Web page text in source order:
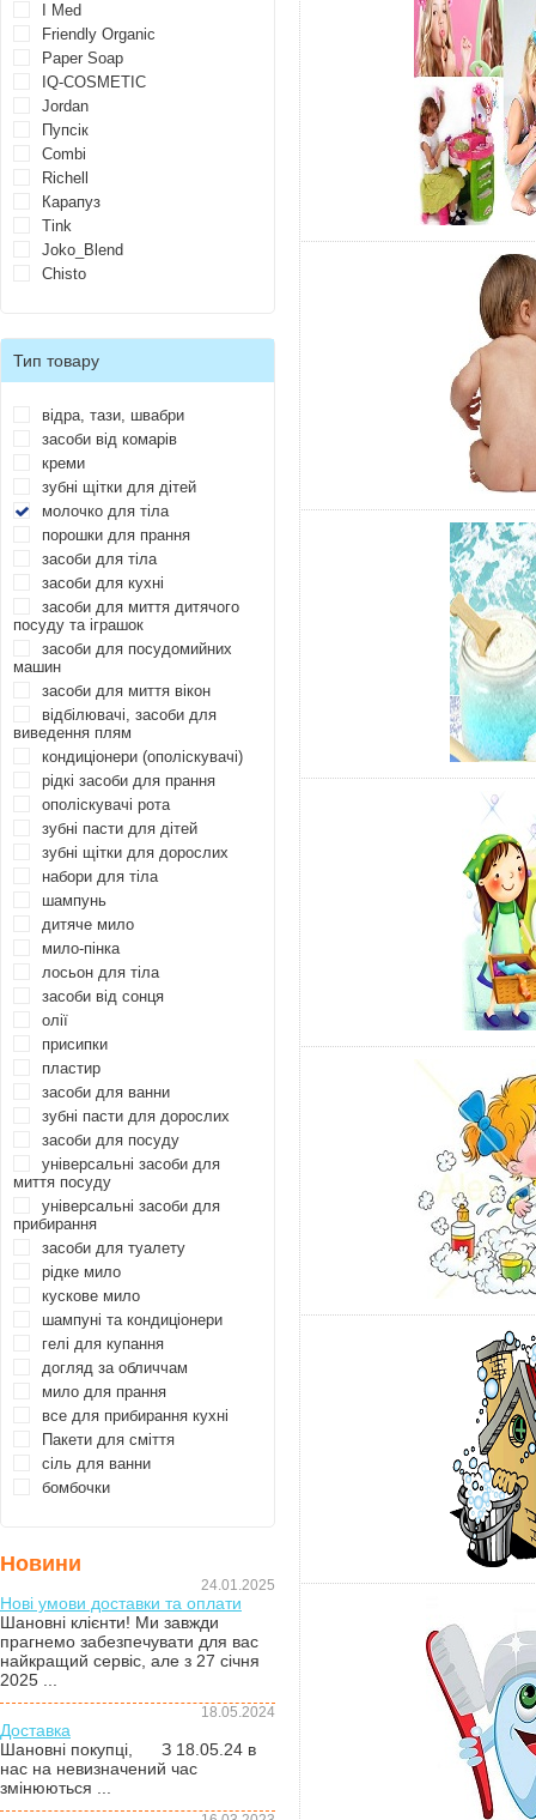
I Med
Friendly Organic
Paper Soap
IQ-COSMETIC
Jordan
Пупсік
Combi
Richell
Карапуз
Tink
Joko_Blend
Chisto
Тип товару
відра, тази, швабри
засоби від комарів
креми
зубні щітки для дітей
молочко для тіла
порошки для прання
засоби для тіла
засоби для кухні
засоби для миття дитячого
посуду та іграшок
засоби для посудомийних
машин
засоби для миття вікон
відбілювачі, засоби для
виведення плям
кондиціонери (ополіскувачі)
рідкі засоби для прання
ополіскувачі рота
зубні пасти для дітей
зубні щітки для дорослих
набори для тіла
шампунь
дитяче мило
мило-пінка
лосьон для тіла
засоби від сонця
олії
присипки
пластир
засоби для ванни
зубні пасти для дорослих
засоби для посуду
універсальні засоби для
миття посуду
універсальні засоби для
прибирання
засоби для туалету
рідке мило
кускове мило
шампуні та кондиціонери
гелі для купання
догляд за обличчам
мило для прання
все для прибирання кухні
Пакети для сміття
сіль для ванни
бомбочки
Новини
24.01.2025
Нові умови доставки та оплати
Шановні клієнти! Ми завжди
прагнемо забезпечувати для вас
найкращий сервіс, але з 27 січня
2025 ...
18.05.2024
Доставка
Шановні покупці, З 18.05.24 в
нас на невизначений час
змінюються ...